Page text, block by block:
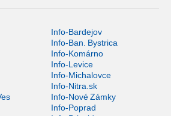
Info-Bardejov
Info-Ban. Bystrica
Info-Komárno
Info-Levice
Info-Michalovce
Info-Nitra.sk
Info-Nové Zámky
Info-Poprad